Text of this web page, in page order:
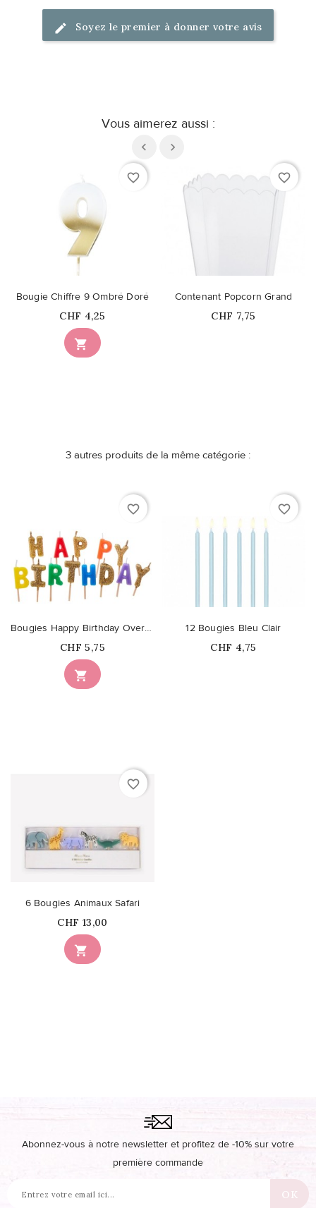
Soyez le premier à donner votre avis
Vous aimerez aussi :
favorite_border

Bougie Chiffre 9 Ombré Doré
Prix
CHF 4,25
favorite_border
Contenant Popcorn Grand
Prix
CHF 7,75
3 autres produits de la même catégorie :
favorite_border

Bougies Happy Birthday Over the Rainbow
Prix
CHF 5,75
favorite_border
12 Bougies Bleu Clair
Prix
CHF 4,75
favorite_border

6 Bougies Animaux Safari
Prix
CHF 13,00
Abonnez-vous à notre newsletter et profitez de -10% sur votre
première commande